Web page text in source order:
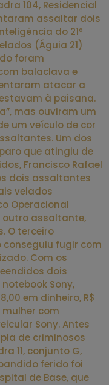
104, Residencial
assaltar dois
do 21º
(Águia 21)
foram
balaclava e
atacar a
à paisana.
mas ouviram um
um veículo de cor
Um dos
que atingiu de
Francisco Rafael
dois assaltantes
velados
Operacional
outro assaltante,
O terceiro
fugir com
Com os
dois
Sony,
em dinheiro, R$
mulher com
Sony. Antes
de criminosos
11, conjunto G,
ferido foi
de Base, que